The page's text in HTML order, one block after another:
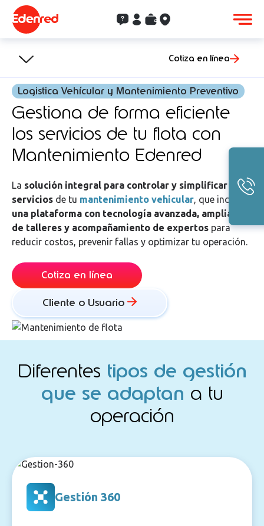
Contacto
Clientes
SaldoAceptación
Cotiza en línea
Logistica Vehícular y Mantenimiento Preventivo
Gestiona de forma eficiente
los servicios de tu flota con
Mantenimiento Edenred
La solución integral para controlar y simplificar los
servicios de tu mantenimiento vehicular, que incluye:
una plataforma con tecnología avanzada, amplia red
de talleres y acompañamiento de expertos para
reducir costos, prevenir fallas y optimizar tu operación.
Cotiza en línea
Cliente o Usuario
Diferentes tipos de gestión
que se adaptan a tu
operación
Gestión 360